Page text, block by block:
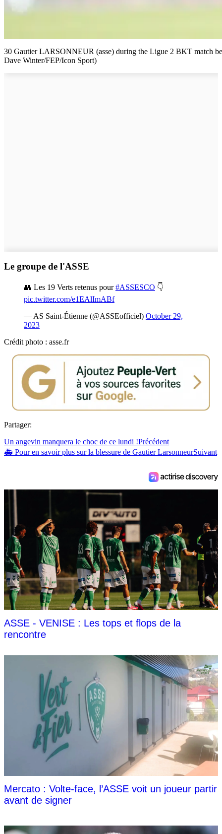
30 Gautier LARSONNEUR (asse) during the Ligue 2 BKT match
Dave Winter/FEP/Icon Sport)
Le groupe de l'ASSE
👥 Les 19 Verts retenus pour#ASSESCO 👇
pic.twitter.com/e1EAlImABf
— AS Saint-Étienne (@ASSEofficiel) October 29,
2023
Crédit photo : asse.fr
Partager:
Un angevin manquera le choc de ce lundi !Précédent
🚑 Pour en savoir plus sur la blessure de Gautier LarsonneurSuivant
ASSE - VENISE : Les tops et flops de la
rencontre
Mercato : Volte-face, l’ASSE voit un joueur partir
avant de signer